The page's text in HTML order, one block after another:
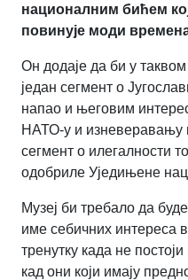
националним бићем
повинује моди
Он додаје да би у таквом
један сегмент о
напао и његовим
НАТО-у и изневеравању
сегмент о илегалности
одобриле Уједињене
Музеј би требало да
име себичних интереса
тренутку када не
кад они који имају